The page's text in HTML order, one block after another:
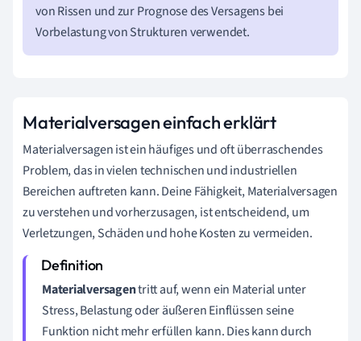
von Rissen und zur Prognose des Versagens bei
Vorbelastung von Strukturen verwendet.
Materialversagen einfach erklärt
Materialversagen ist ein häufiges und oft überraschendes
Problem, das in vielen technischen und industriellen
Bereichen auftreten kann. Deine Fähigkeit, Materialversagen
zu verstehen und vorherzusagen, ist entscheidend, um
Verletzungen, Schäden und hohe Kosten zu vermeiden.
Materialversagentritt auf, wenn ein Material unter
Stress, Belastung oder äußeren Einflüssen seine
Funktion nicht mehr erfüllen kann. Dies kann durch